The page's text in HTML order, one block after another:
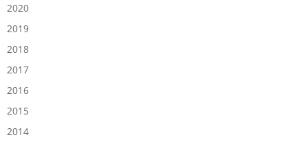
2020
2019
2018
2017
2016
2015
2014